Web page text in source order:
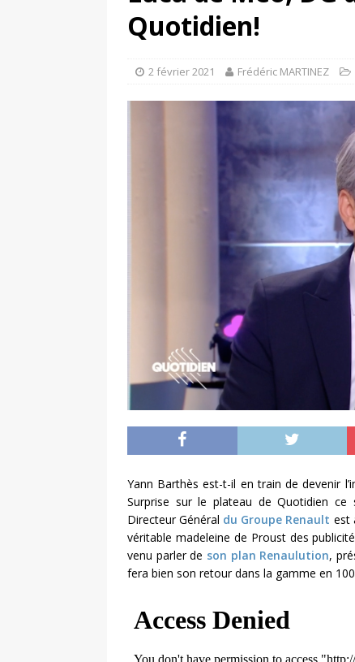
[ 17 juin 2025 ]
Peugeot
[ 11 avril 2020 ]
Quotidien!
2 février 2021 Frédéric MARTINEZ
Yann Barthès est-t-il en train de devenir
Surprise sur le plateau de Quotidien ce
Directeur Général du Groupe Renault est
véritable madeleine de Proust des
venu parler de son plan Renaulution,
fera bien son retour dans la gamme en